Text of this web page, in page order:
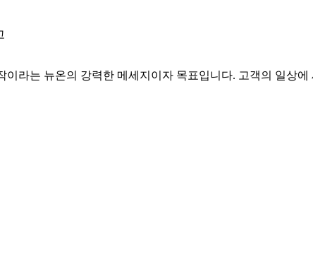
라는 뉴온의 강력한 메세지이자 목표입니다. 고객의 일상